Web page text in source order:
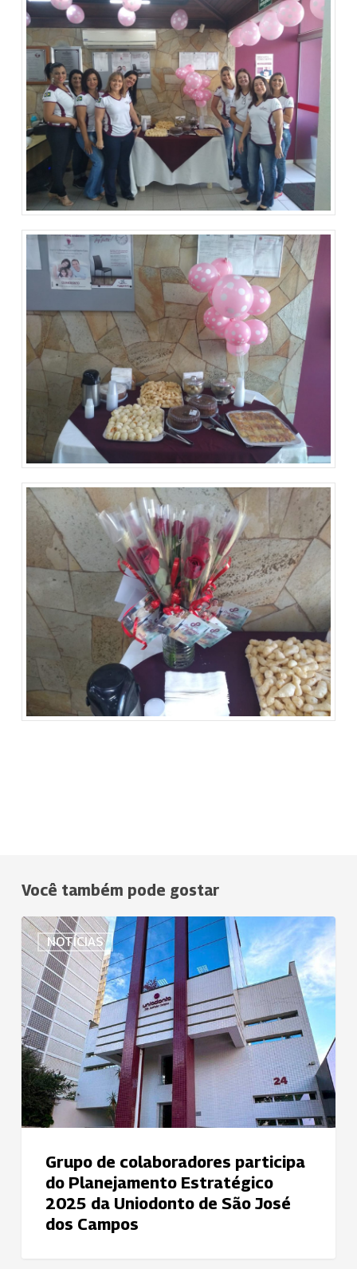
Você também pode gostar
NOTÍCIAS
Grupo
de
colaboradores
participa
do
Planejamento
Estratégico
2025
da
Uniodonto
Campos
Grupo de colaboradores participa
do Planejamento Estratégico
2025 da Uniodonto de São José
dos Campos